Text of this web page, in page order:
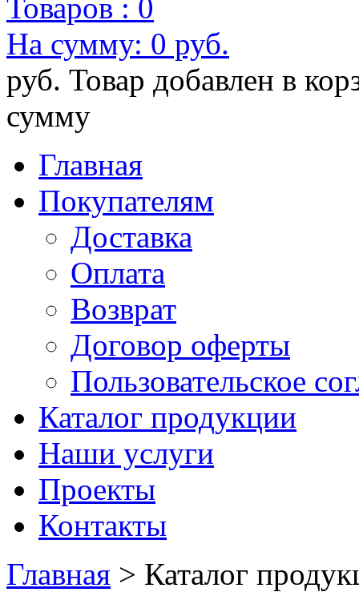
Товаров : 0
На сумму: 0 руб.
руб. Товар добавлен в
сумму
Главная
Покупателям
Доставка
Оплата
Возврат
Договор оферты
Пользовательское
Каталог продукции
Наши услуги
Проекты
Контакты
Главная > Каталог